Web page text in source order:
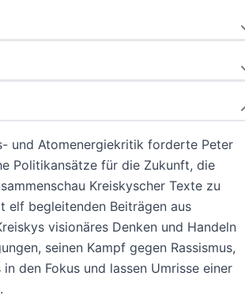
und Atomenergiekritik ­forderte Peter
Politikansätze für die Zukunft, die
Kreiskyscher Texte zu
elf be­gleitenden Beiträgen aus
visionäres Denken und Handeln
seinen Kampf gegen Rassismus,
den Fokus und lassen Umrisse einer